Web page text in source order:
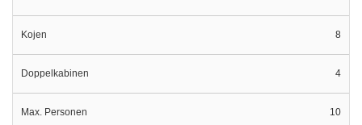
Kojen 8
Doppelkabinen 4
Max. Personen 10